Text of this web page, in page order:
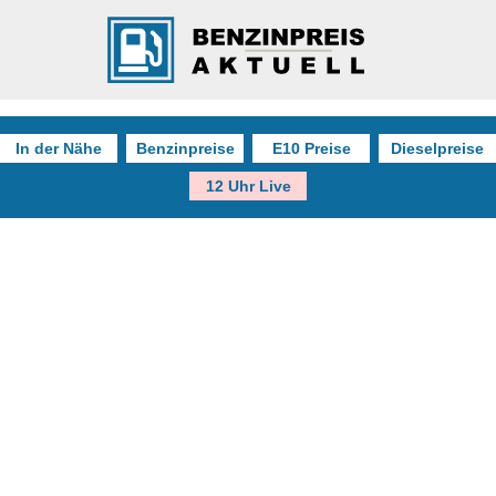
In der Nähe Benzinpreise E10 Preise Dieselpreise
12 Uhr Live